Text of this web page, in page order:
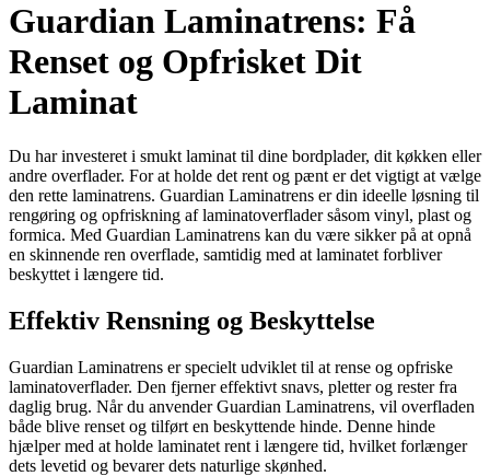
Guardian Laminatrens: Få
Renset og Opfrisket Dit
Laminat
Du har investeret i smukt laminat til dine bordplader, dit køkken eller
andre overflader. For at holde det rent og pænt er det vigtigt at vælge
den rette laminatrens. Guardian Laminatrens er din ideelle løsning til
rengøring og opfriskning af laminatoverflader såsom vinyl, plast og
formica. Med Guardian Laminatrens kan du være sikker på at opnå
en skinnende ren overflade, samtidig med at laminatet forbliver
beskyttet i længere tid.
Effektiv Rensning og Beskyttelse
Guardian Laminatrens er specielt udviklet til at rense og opfriske
laminatoverflader. Den fjerner effektivt snavs, pletter og rester fra
daglig brug. Når du anvender Guardian Laminatrens, vil overfladen
både blive renset og tilført en beskyttende hinde. Denne hinde
hjælper med at holde laminatet rent i længere tid, hvilket forlænger
dets levetid og bevarer dets naturlige skønhed.